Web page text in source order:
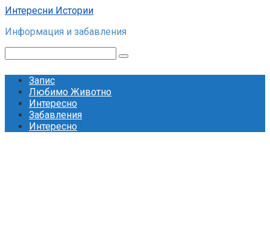
Skip
content
Интересни Истории
Информация и забавления
Запис
Любимо Животно
Интересно
Забавления
Интересно